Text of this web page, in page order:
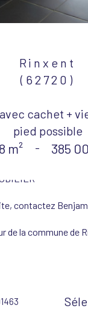
Rinxent
(62720)
cachet +
pied possible
m² - 385
contactez
de la commune de